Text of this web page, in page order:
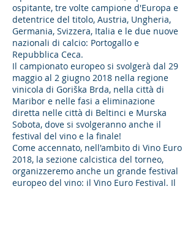
ospitante, tre volte campione d'Europa e
detentrice del titolo, Austria, Ungheria,
Germania, Svizzera, Italia e le due nuove
nazionali di calcio: Portogallo e
Repubblica Ceca.
Il campionato europeo si svolgerà dal 29
maggio al 2 giugno 2018 nella regione
vinicola di Goriška Brda, nella città di
Maribor e nelle fasi a eliminazione
diretta nelle città di Beltinci e Murska
Sobota, dove si svolgeranno anche il
festival del vino e la finale!
Come accennato, nell'ambito di Vino Euro
2018, la sezione calcistica del torneo,
organizzeremo anche un grande festival
europeo del vino: il Vino Euro Festival. Il